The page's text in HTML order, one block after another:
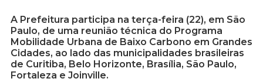
A Prefeitura participa na terça-feira (22), em São
Paulo, de uma reunião técnica do Programa
Mobilidade Urbana de Baixo Carbono em Grandes
Cidades, ao lado das municipalidades brasileiras
de Curitiba, Belo Horizonte, Brasília, São Paulo,
Fortaleza e Joinville.